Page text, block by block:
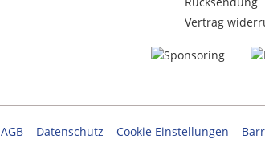
Vertrag
AGB Datenschutz Cookie Einstellungen